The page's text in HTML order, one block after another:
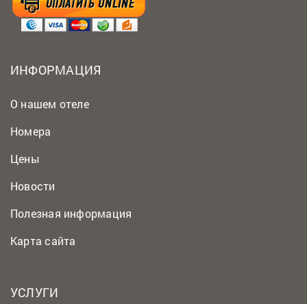
ИНФОРМАЦИЯ
О нашем отеле
Номера
Цены
Новости
Полезная информация
Карта сайта
УСЛУГИ